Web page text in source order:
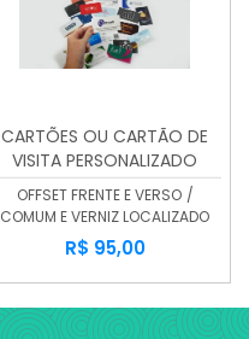
CARTÕES OU CARTÃO DE
VISITA PERSONALIZADO
OFFSET FRENTE E VERSO /
COMUM E VERNIZ LOCALIZADO
R$ 95,00